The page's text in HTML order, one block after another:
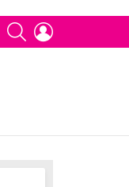
FOLLOWSEARCH